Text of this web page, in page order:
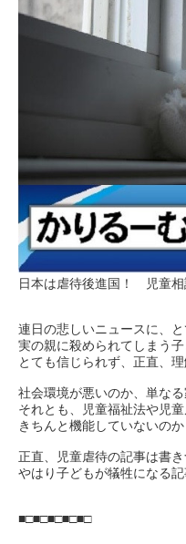
日本は虐待後進国！ 児童相
連日の悲しいニュースに、と
実の親に殺められてしまう
とても信じられず、正直、理
社会環境が悪いのか、単な
それとも、児童福祉法や児
きちんと機能していないのか
正直、児童虐待の記事は書き
やはり子どもが犠牲になる記
■□■□■□■□■□